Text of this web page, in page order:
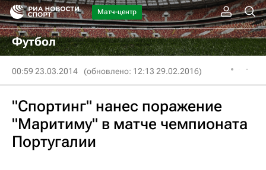
Матч-центр
Футбол
00:59 23.03.2014 (обновлено: 12:13 29.02.2016)
"Спортинг" нанес поражение
"Маритиму" в матче чемпионата
Португалии